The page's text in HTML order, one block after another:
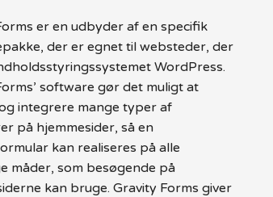
er en udbyder af en specifik
der er egnet til websteder, der
WordPress.
software gør det muligt at
integrere mange typer af
på hjemmesider, så en
kan realiseres på alle
måder, som besøgende på
kan bruge. Gravity Forms giver